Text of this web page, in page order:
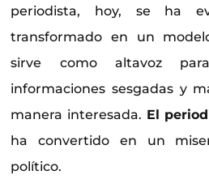
periodista, hoy, se ha
transformado en un
sirve como altavoz
informaciones sesgadas y
manera interesada. El
ha convertido en un
político.